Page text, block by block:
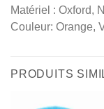
Matériel : Oxford,
Couleur: Orange,
PRODUITS